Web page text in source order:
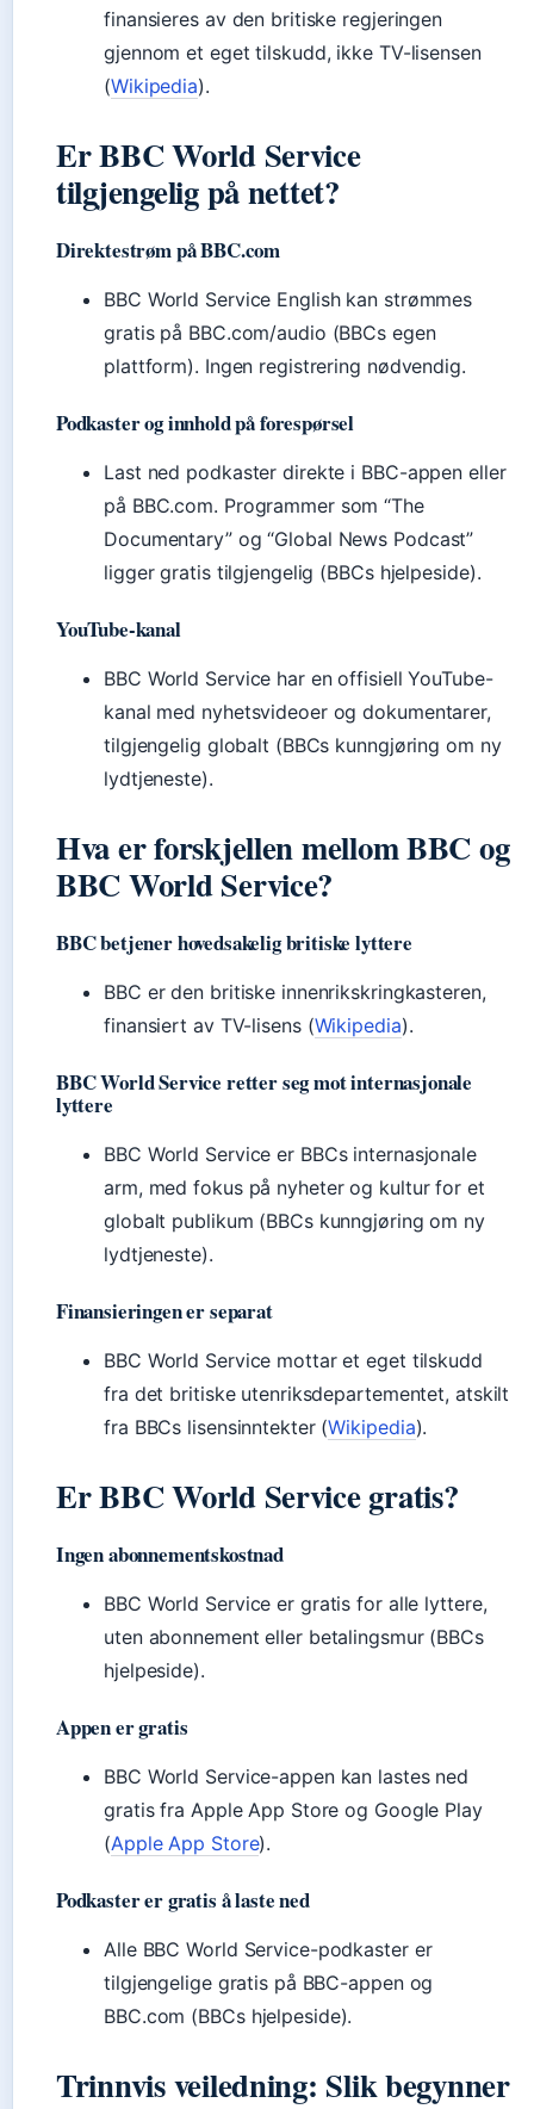
finansieres av den britiske regjeringen
gjennom et eget tilskudd, ikke TV-lisensen
(Wikipedia).
Er BBC World Service
tilgjengelig på nettet?
Direktestrøm på BBC.com
BBC World Service English kan strømmes
gratis på BBC.com/audio (BBCs egen
plattform). Ingen registrering nødvendig.
Podkaster og innhold på forespørsel
Last ned podkaster direkte i BBC-appen eller
på BBC.com. Programmer som “The
Documentary” og “Global News Podcast”
ligger gratis tilgjengelig (BBCs hjelpeside).
YouTube-kanal
BBC World Service har en offisiell YouTube-
kanal med nyhetsvideoer og dokumentarer,
tilgjengelig globalt (BBCs kunngjøring om ny
lydtjeneste).
Hva er forskjellen mellom BBC og
BBC World Service?
BBC betjener hovedsakelig britiske lyttere
BBC er den britiske innenrikskringkasteren,
finansiert av TV-lisens (Wikipedia).
BBC World Service retter seg mot internasjonale
lyttere
BBC World Service er BBCs internasjonale
arm, med fokus på nyheter og kultur for et
globalt publikum (BBCs kunngjøring om ny
lydtjeneste).
Finansieringen er separat
BBC World Service mottar et eget tilskudd
fra det britiske utenriksdepartementet, atskilt
fra BBCs lisensinntekter (Wikipedia).
Er BBC World Service gratis?
Ingen abonnementskostnad
BBC World Service er gratis for alle lyttere,
uten abonnement eller betalingsmur (BBCs
hjelpeside).
Appen er gratis
BBC World Service-appen kan lastes ned
gratis fra Apple App Store og Google Play
(Apple App Store).
Podkaster er gratis å laste ned
Alle BBC World Service-podkaster er
tilgjengelige gratis på BBC-appen og
BBC.com (BBCs hjelpeside).
Trinnvis veiledning: Slik begynner